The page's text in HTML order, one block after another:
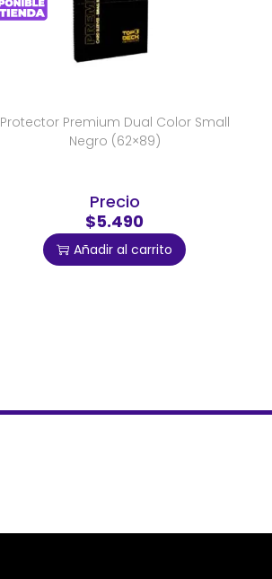
Protector Premium Dual Color Small
Negro (62×89)
Precio
$5.490
Añadir al carrito